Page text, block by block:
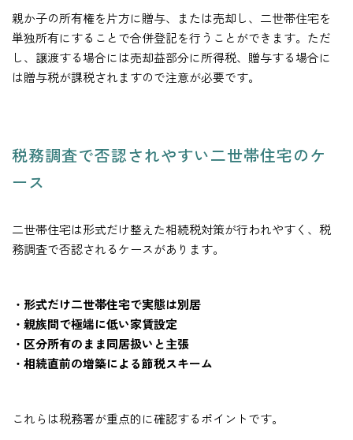
親か子の所有権を片方に贈与、または売却し、二世帯住宅を
単独所有にすることで合併登記を行うことができます。ただ
し、譲渡する場合には売却益部分に所得税、贈与する場合に
は贈与税が課税されますので注意が必要です。
税務調査で否認されやすい二世帯住宅のケ
ース
二世帯住宅は形式だけ整えた相続税対策が行われやすく、税
務調査で否認されるケースがあります。
・形式だけ二世帯住宅で実態は別居
・親族間で極端に低い家賃設定
・区分所有のまま同居扱いと主張
・相続直前の増築による節税スキーム
これらは税務署が重点的に確認するポイントです。